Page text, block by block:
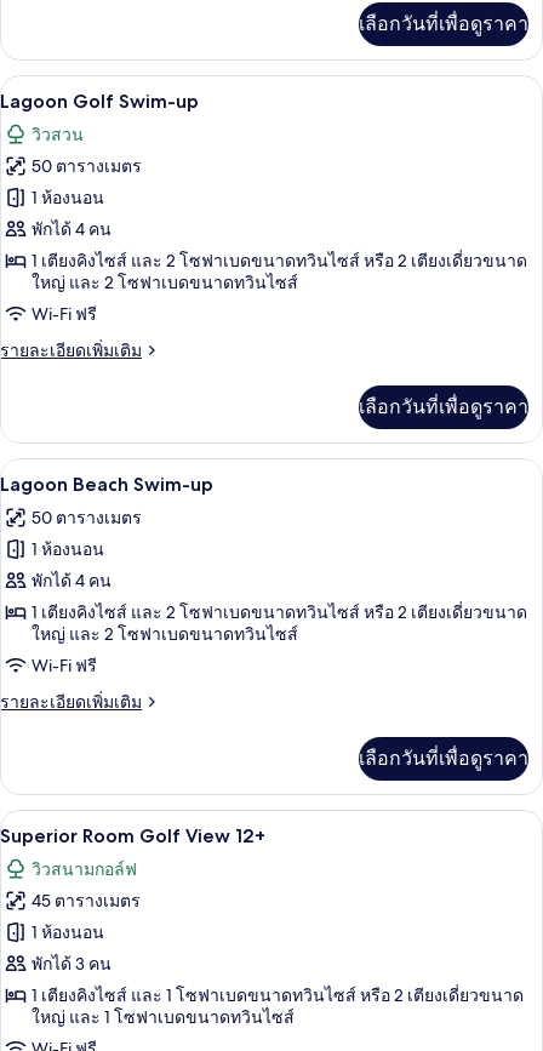
เกี่ยว
กับ
Superior
Duplex
Swim-
up
เลือกวันที่เพื่อดูราคา
เปิด
ภาพถ่าย
ทั้งหมด
ของ
Lagoon
Golf
Swim-
up
เครื่องนอนระดับพรีเมียม, มินิบาร์ฟรี,
5
Lagoon Golf Swim-up
วิวสวน
50 ตารางเมตร
1 ห้องนอน
พักได้ 4 คน
1 เตียงคิงไซส์ และ 2 โซฟาเบดขนาดทวินไซส์ หรือ 2 เตียงเดี่ยวขนาด
ใหญ่ และ 2 โซฟาเบดขนาดทวินไซส์
Wi-Fi ฟรี
รายละเอียดเพิ่มเติม
ราย
เกี่ยว
กับ
Lagoon
Golf
Swim-
up
เลือกวันที่เพื่อดูราคา
เปิด
ภาพถ่าย
ทั้งหมด
ของ
Lagoon
Beach
Swim-
up
Lagoon Beach Swim-up | วิวจากห้องพั
5
Lagoon Beach Swim-up
50 ตารางเมตร
1 ห้องนอน
พักได้ 4 คน
1 เตียงคิงไซส์ และ 2 โซฟาเบดขนาดทวินไซส์ หรือ 2 เตียงเดี่ยวขนาด
ใหญ่ และ 2 โซฟาเบดขนาดทวินไซส์
Wi-Fi ฟรี
รายละเอียดเพิ่มเติม
ราย
เกี่ยว
กับ
Lagoon
Beach
Swim-
up
เลือกวันที่เพื่อดูราคา
เปิด
ภาพถ่าย
ทั้งหมด
ของ
Superior
Room
Golf
เครื่องนอนระดับพรีเมียม, มินิบาร์ฟรี,
5
Superior Room Golf View 12+
วิวสนามกอล์ฟ
45 ตารางเมตร
1 ห้องนอน
พักได้ 3 คน
1 เตียงคิงไซส์ และ 1 โซฟาเบดขนาดทวินไซส์ หรือ 2 เตียงเดี่ยวขนาด
ใหญ่ และ 1 โซฟาเบดขนาดทวินไซส์